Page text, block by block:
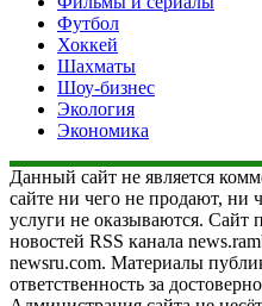
Футбол
Хоккей
Шахматы
Шоу-бизнес
Экология
Экономика
Данный сайт не является
сайте ни чего не продают, ни
услуги не оказываются. Сайт
новостей RSS канала
newsru.com. Материалы
ответственность за